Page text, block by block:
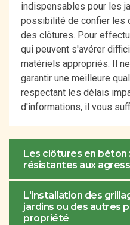
indispensables pour les
possibilité de confier les
des clôtures. Pour
qui peuvent s'avérer
matériels appropriés. Il
garantir une meilleure
respectant les délais
d'informations, il vous
Les clôtures en
résistantes aux
L'installation des
jardins ou des autres
propriété